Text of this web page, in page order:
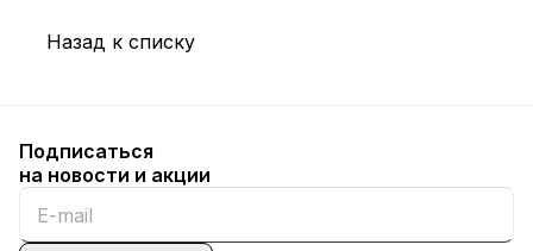
Назад к списку
Подписаться
на новости и акции